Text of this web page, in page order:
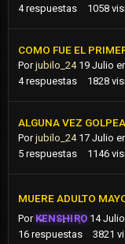
4 respuestas 1058
COMO FUE EL
Porjubilo_24 19 Julio
4 respuestas 1828
ALGUNA VEZ
Porjubilo_24 17 Julio
5 respuestas 1146
MUERE ADULTO
Por KENSHIRO 14 Julio
16 respuestas 3821